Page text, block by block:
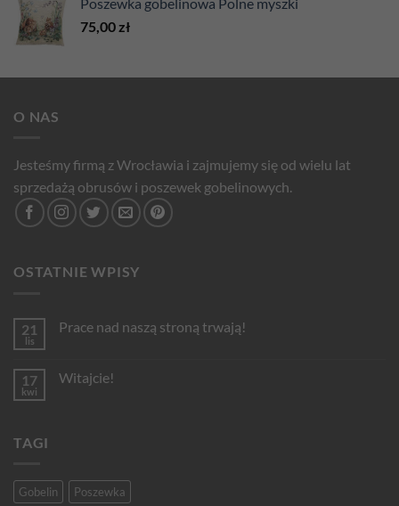
75,00 zł
O NAS
Jesteśmy firmą z Wrocławia i zajmujemy się od wielu lat
sprzedażą obrusów i poszewek gobelinowych.
OSTATNIE WPISY
21
lis
Prace nad naszą stroną trwają!
Prace
17
kwi
Witajcie!
TAGI
Gobelin Poszewka